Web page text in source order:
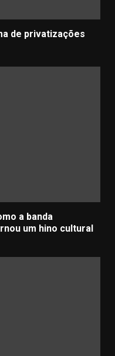
de privatizações
a banda
um hino cultural